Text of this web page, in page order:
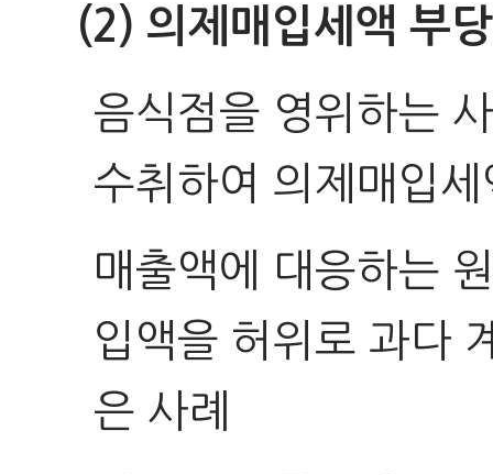
(2) 의제매입세액 부
음식점을 영위하는
수취하여 의제매입
매출액에 대응하는
입액을 허위로 과다
은 사례